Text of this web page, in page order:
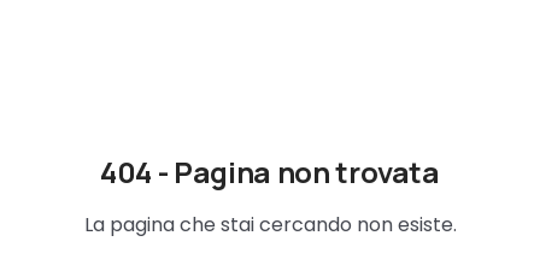
404 - Pagina non trovata
La pagina che stai cercando non esiste.